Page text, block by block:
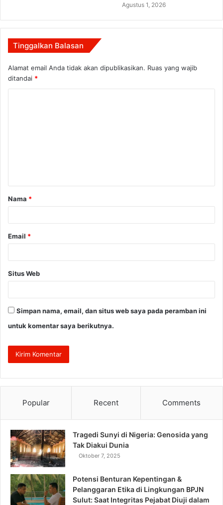
Agustus 1, 2026
Tinggalkan Balasan
Alamat email Anda tidak akan dipublikasikan. Ruas yang wajib
ditandai *
a
r
Nama *
Email *
Situs Web
Simpan nama, email, dan situs web saya pada peramban ini
untuk komentar saya berikutnya.
Popular Recent Comments
Tragedi Sunyi di Nigeria: Genosida yang
Tak Diakui Dunia
Oktober 7, 2025
Potensi Benturan Kepentingan &
Pelanggaran Etika di Lingkungan BPJN
Sulut: Saat Integritas Pejabat Diuji dalam